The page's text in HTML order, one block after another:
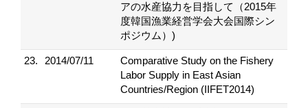
アの水産協力を目指して（2015年
度韓国漁業経営学会大会国際シン
ポジウム）)
23. 2014/07/11
Comparative Study on the Fishery
Labor Supply in East Asian
Countries/Region (IIFET2014)